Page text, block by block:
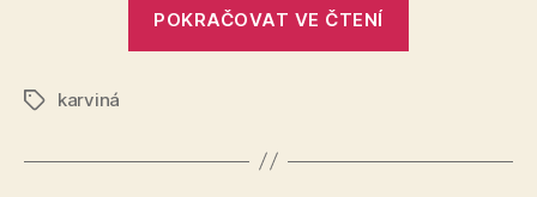
POKRAČOVAT VE ČTENÍ
Štítkykarviná